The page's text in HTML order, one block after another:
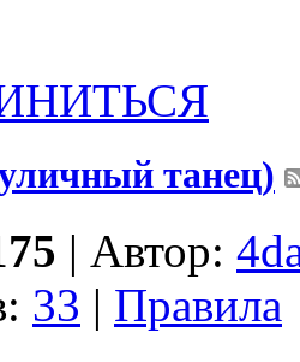
танец)
| Автор:
33 | Правила